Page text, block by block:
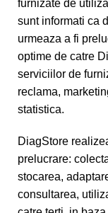
furnizate de
sunt informati ca
urmeaza a fi
optime de catre
serviciilor de
reclama,
statistica.
DiagStore
prelucrare:
stocarea,
consultarea,